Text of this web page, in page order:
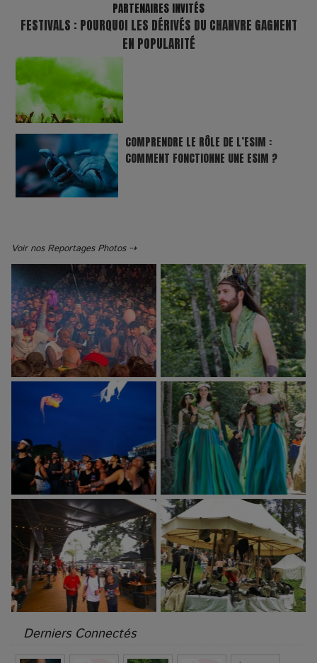
PARTENAIRES INVITÉS
FESTIVALS : POURQUOI LES DÉRIVÉS DU CHANVRE GAGNENT
EN POPULARITÉ
COMPRENDRE LE RÔLE DE L’ESIM :
COMMENT FONCTIONNE UNE ESIM ?
Voir nos Reportages Photos ⇢
Derniers Connectés